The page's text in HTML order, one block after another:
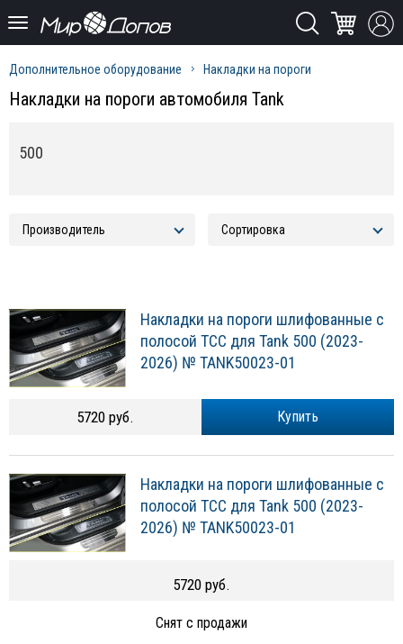
Дополнительное оборудование Накладки на пороги
Накладки на пороги автомобиля Tank
500
Накладки на пороги шлифованные с
полосой ТСС для Tank 500 (2023-
2026) № TANK50023-01
Купить
5720 руб.
Накладки на пороги шлифованные с
полосой ТСС для Tank 500 (2023-
2026) № TANK50023-01
5720 руб.
Снят с продажи